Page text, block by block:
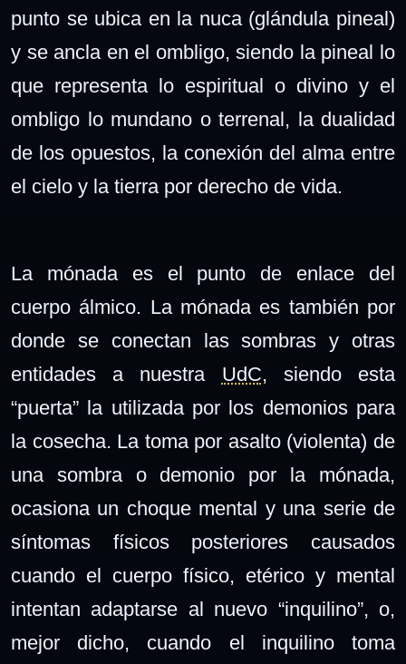
punto se ubica en la nuca (glándula pineal)
y se ancla en el ombligo, siendo la pineal lo
que representa lo espiritual o divino y el
ombligo lo mundano o terrenal, la dualidad
de los opuestos, la conexión del alma entre
el cielo y la tierra por derecho de vida.
La mónada es el punto de enlace del
cuerpo álmico. La mónada es también por
donde se conectan las sombras y otras
entidades a nuestra UdC, siendo esta
“puerta” la utilizada por los demonios para
la cosecha. La toma por asalto (violenta) de
una sombra o demonio por la mónada,
ocasiona un choque mental y una serie de
síntomas físicos posteriores causados
cuando el cuerpo físico, etérico y mental
intentan adaptarse al nuevo “inquilino”, o,
mejor dicho, cuando el inquilino toma